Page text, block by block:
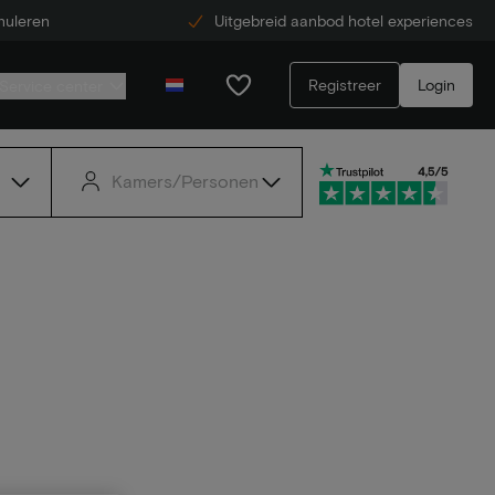
Uitgebreid aanbod hotel experiences
Registreer Login
Kamers/Personen